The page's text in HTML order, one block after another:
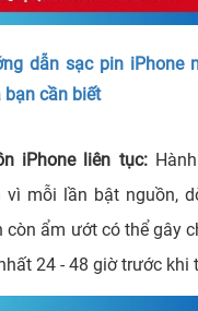
dẫn sạc pin iPhone
cần biết
iPhone liên tục:
vì mỗi lần bật nguồn,
còn ẩm ướt có thể gây
24 - 48 giờ trước khi